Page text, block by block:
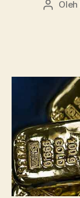
Penulis
Oleh